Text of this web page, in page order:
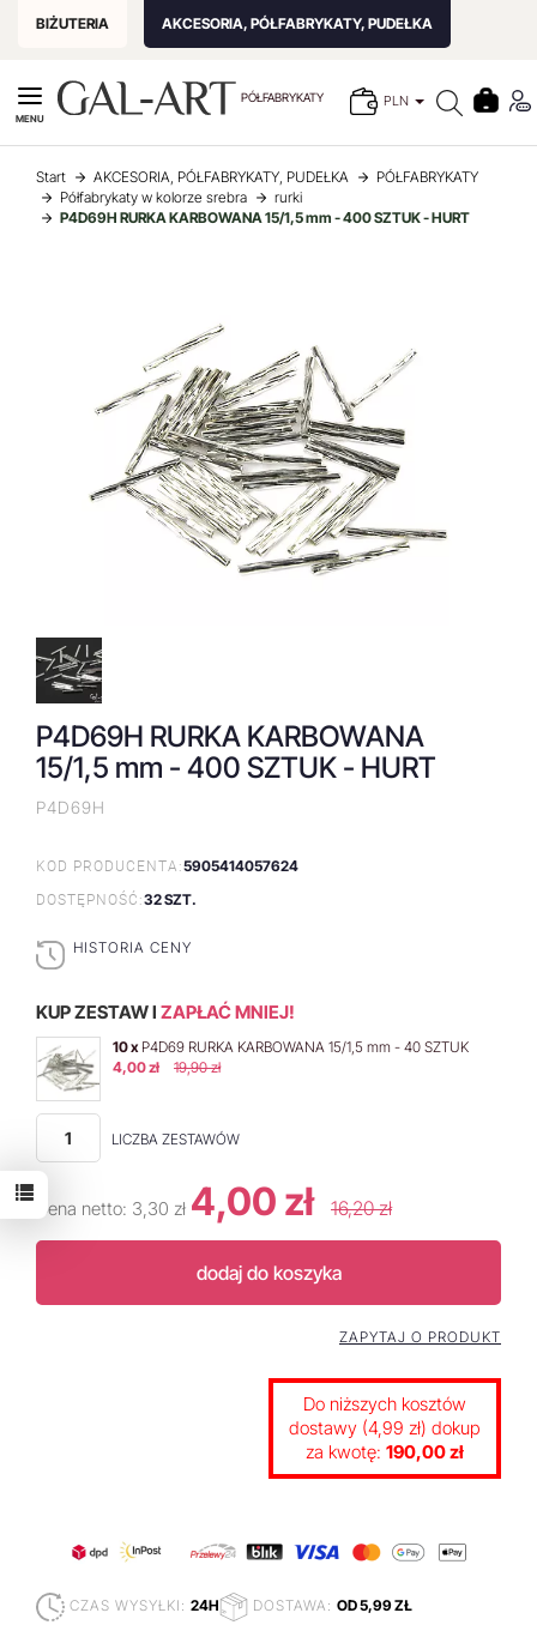
BIŻUTERIA AKCESORIA, PÓŁFABRYKATY, PUDEŁKA
PÓŁFABRYKATY PLN
MENU
Start AKCESORIA, PÓŁFABRYKATY, PUDEŁKA
PÓŁFABRYKATY
Półfabrykaty w kolorze srebra
rurki
P4D69H RURKA KARBOWANA 15/1,5 mm - 400 SZTUK - HURT
P4D69H RURKA KARBOWANA
15/1,5 mm - 400 SZTUK - HURT
P4D69H
KOD PRODUCENTA:5905414057624
DOSTĘPNOŚĆ:32 SZT.
HISTORIA CENY
KUP ZESTAW I ZAPŁAĆ MNIEJ!
10 x P4D69 RURKA KARBOWANA 15/1,5 mm - 40 SZTUK
4,00 zł
19,90 zł
LICZBA ZESTAWÓW
Cena netto: 3,30 zł 4,00 zł 16,20 zł
dodaj do koszyka
ZAPYTAJ O PRODUKT
Do niższych kosztów
dostawy (4,99 zł) dokup
za kwotę: 190,00 zł
CZAS WYSYŁKI: 24H DOSTAWA: OD 5,99 ZŁ